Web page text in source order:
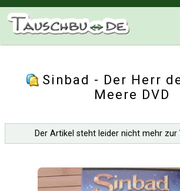
Sinbad - Der Herr
Meere DVD
Der Artikel steht leider nicht mehr zur